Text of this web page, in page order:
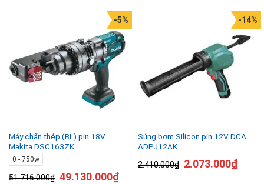
Máy chấn thép (BL) pin 18V
Makita DSC163ZK
0 - 750w
51.716.000₫
-5%
49.130.000₫
Súng bơm Silicon pin 12V DCA
ADPJ12AK
2.410.000₫
-14%
2.073.000₫